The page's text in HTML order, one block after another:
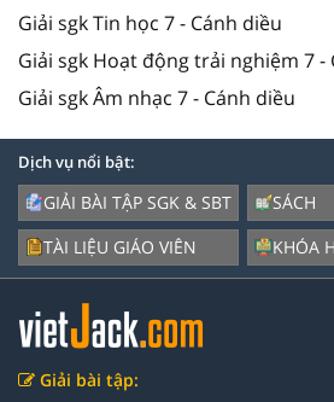
Giải sgk Tin học 7 - Cánh diều
Giải sgk Hoạt động trải nghiệm 7 -
Giải sgk Âm nhạc 7 - Cánh diều
Dịch vụ nổi bật:
GIẢI BÀI TẬP SGK & SBT
TÀI LIỆU GIÁO VIÊN
SÁCH
KHÓA
Giải bài tập: